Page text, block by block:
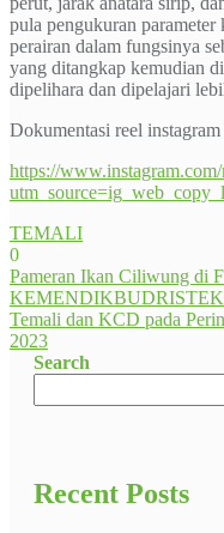
pula pengukuran
perairan dalam fungsinya
yang ditangkap kemudian
dipelihara dan dipelajari
Dokumentasi reel
https://
TEMALI
0
Post
navigation
Pameran Ikan Ciliwung di
KEMENDIKBUDRISTEK
Temali dan KCD pada
2023
Search
Recent Posts